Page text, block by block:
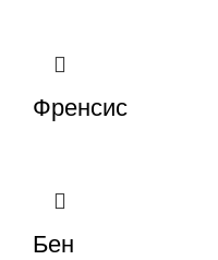
Френсис
Бен